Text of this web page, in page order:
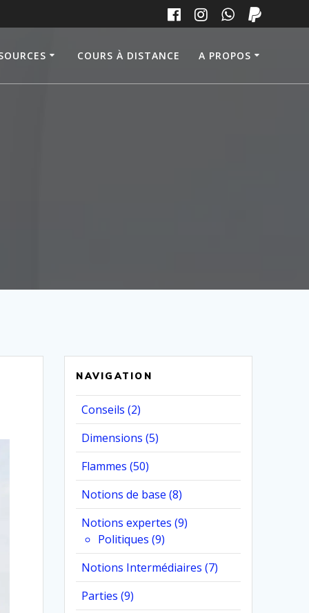
COURS À DISTANCE A PROPOS
NAVIGATION
Conseils (2)
Dimensions (5)
Flammes (50)
Notions de base (8)
Notions expertes (9)
Politiques (9)
Notions Intermédiaires (7)
Parties (9)